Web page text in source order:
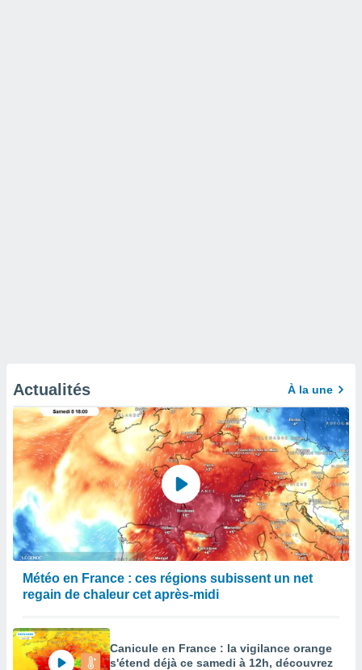
Actualités À la une
Météo en France : ces régions subissent un net
regain de chaleur cet après-midi
Canicule en France : la vigilance orange
s'étend déjà ce samedi à 12h, découvrez